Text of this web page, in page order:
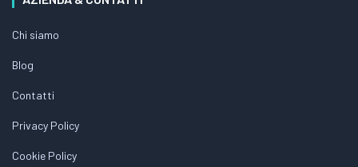
Chi siamo
Blog
Contatti
Privacy Policy
Cookie Policy